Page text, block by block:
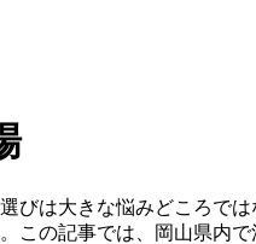
は大きな悩みどころで
の記事では、岡山県内